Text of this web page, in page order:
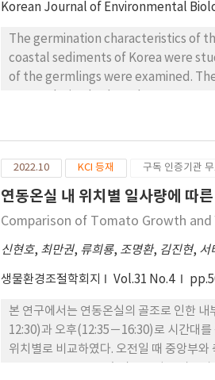
Korean Journal of Environmental
The germination characteristics of
coastal sediments of Korea were
of the germlings were examined.
rates (>90%) were observed at 15
enclosed loop was observed.
that the germlings shared an
2022.10 KCI 등재 구독 인증기관
연동온실 내 위치별 일사량에 따
Comparison of Tomato Growth
신현호, 최만권, 류희룡, 조명환, 김진현, 서
생물환경조절학회지 Vol.31 No.4
본 연구에서는 연동온실의 골조로 인한
12:30)과 오후(12:35－16:30)로 시간대를
위치별로 비교하였다. 오전일 때 중앙부